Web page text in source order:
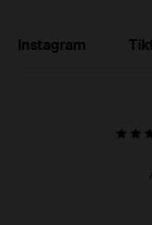
Instagram